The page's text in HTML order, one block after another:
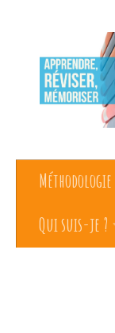
Qui suis-je ?